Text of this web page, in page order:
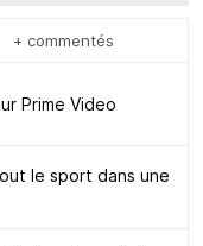
+ commentés
Prime Video
le sport dans une